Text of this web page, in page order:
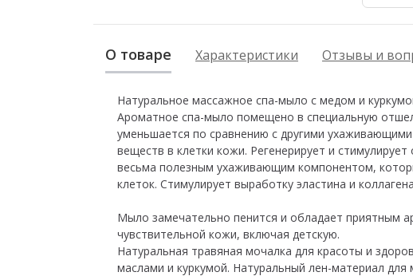
О товаре Характеристики Отзывы и
Натуральное массажное спа-мыло с медом и
Ароматное спа-мыло помещено в специальную
уменьшается по сравнению с другими
веществ в клетки кожи. Регенерирует и
весьма полезным ухаживающим компонентом,
клеток. Стимулирует выработку эластина и
Мыло замечательно пенится и обладает приятным
чувствительной кожи, включая детскую.
Натуральная травяная мочалка для красоты и
маслами и куркумой. Натуральный лен-материал